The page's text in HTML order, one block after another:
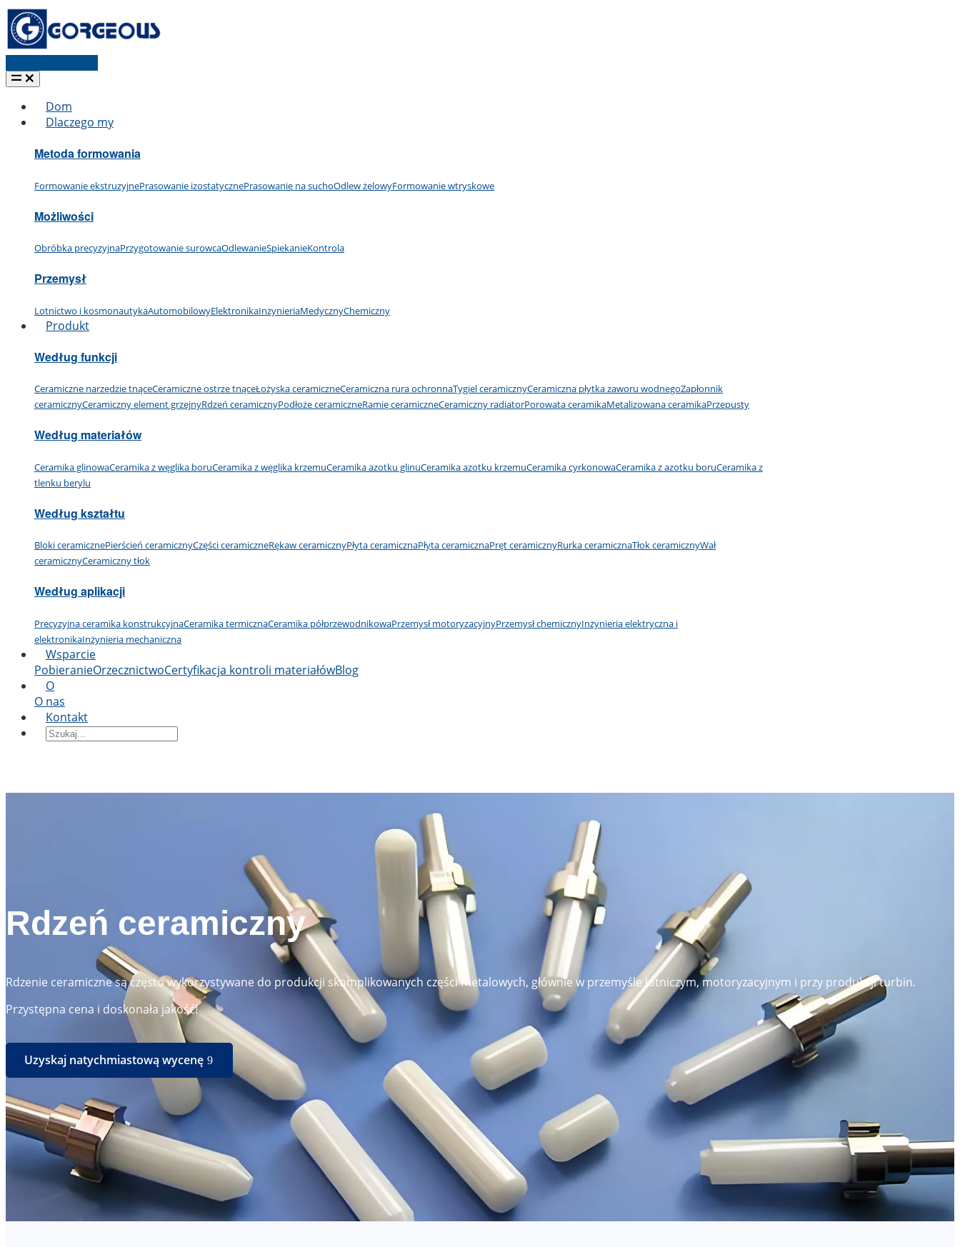
Dom
Dlaczego my
Metoda formowania
Formowanie ekstruzyjnePrasowanie izostatycznePrasowanie na suchoOdlew żelowyFormowanie wtryskowe
Możliwości
Obróbka precyzyjnaPrzygotowanie surowcaOdlewanieSpiekanieKontrola
Przemysł
Lotnictwo i kosmonautykaAutomobilowyElektronikaInżynieriaMedycznyChemiczny
Produkt
Według funkcji
Ceramiczne narzędzie tnąceCeramiczne ostrze tnąceŁożyska ceramiczneCeramiczna rura ochronnaTygiel ceramicznyCeramiczna płytka zaworu wodnegoZapłonnik
ceramicznyCeramiczny element grzejnyRdzeń ceramicznyPodłoże ceramiczneRamię ceramiczneCeramiczny radiatorPorowata ceramikaMetalizowana ceramikaPrzepusty
Według materiałów
Ceramika glinowaCeramika z węglika boruCeramika z węglika krzemuCeramika azotku glinuCeramika azotku krzemuCeramika cyrkonowaCeramika z azotku boruCeramika z
tlenku berylu
Według kształtu
Bloki ceramicznePierścień ceramicznyCzęści ceramiczneRękaw ceramicznyPłyta ceramicznaPłyta ceramicznaPręt ceramicznyRurka ceramicznaTłok ceramicznyWał
ceramicznyCeramiczny tłok
Według aplikacji
Precyzyjna ceramika konstrukcyjnaCeramika termicznaCeramika półprzewodnikowaPrzemysł motoryzacyjnyPrzemysł chemicznyInżynieria elektryczna i
elektronikaInżynieria mechaniczna
Wsparcie
PobieranieOrzecznictwoCertyfikacja kontroli materiałówBlog
O
O nas
Kontakt
Rdzeń ceramiczny
Rdzenie ceramiczne są często wykorzystywane do produkcji skomplikowanych części metalowych, głównie w przemyśle lotniczym, motoryzacyjnym i przy produkcji turbin.
Przystępna cena i doskonała jakość!
Uzyskaj natychmiastową wycenę